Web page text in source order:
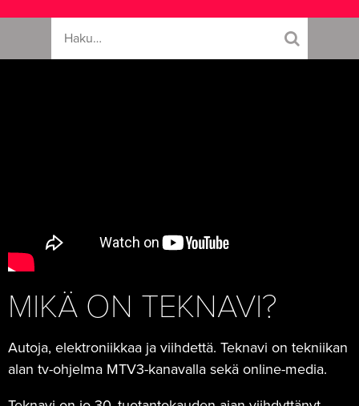
MIKÄ ON TEKNAVI?
Autoja, elektroniikkaa ja viihdettä. Teknavi on tekniikan
alan tv-ohjelma MTV3-kanavalla sekä online-media.